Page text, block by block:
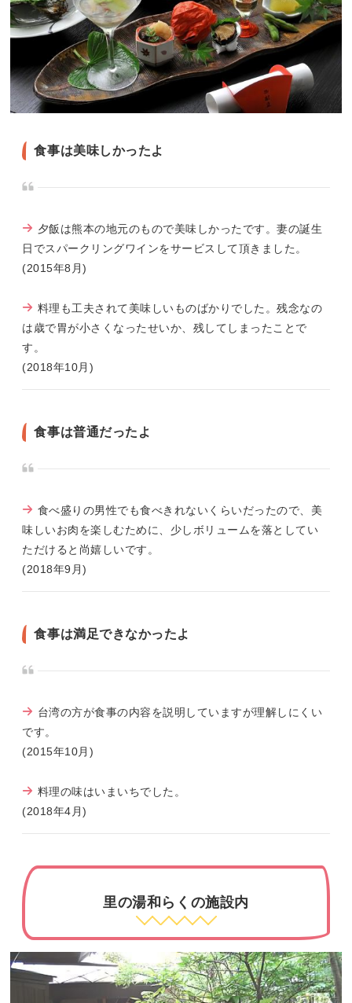
食事は美味しかったよ
夕飯は熊本の地元のもので美味しかったです。妻の誕生
日でスパークリングワインをサービスして頂きました。
(2015年8月)
料理も工夫されて美味しいものばかりでした。残念なの
は歳で胃が小さくなったせいか、残してしまったことで
す。
(2018年10月)
食事は普通だったよ
食べ盛りの男性でも食べきれないくらいだったので、美
味しいお肉を楽しむために、少しボリュームを落としてい
ただけると尚嬉しいです。
(2018年9月)
食事は満足できなかったよ
台湾の方が食事の内容を説明していますが理解しにくい
です。
(2015年10月)
料理の味はいまいちでした。
(2018年4月)
里の湯和らくの施設内